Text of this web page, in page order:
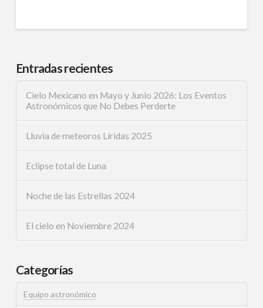
Entradas recientes
Cielo Mexicano en Mayo y Junio 2026: Los Eventos
Astronómicos que No Debes Perderte
Lluvia de meteoros Líridas 2025
Eclipse total de Luna
Noche de las Estrellas 2024
El cielo en Noviembre 2024
Categorías
Equipo astronómico